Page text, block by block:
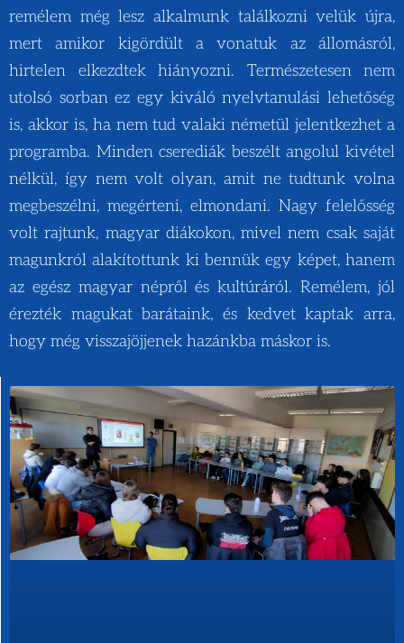
remélem még lesz alkalmunk találkozni velük újra,
mert amikor kigördült a vonatuk az állomásról,
hirtelen elkezdtek hiányozni. Természetesen nem
utolsó sorban ez egy kiváló nyelvtanulási lehetőség
is, akkor is, ha nem tud valaki németül jelentkezhet a
programba. Minden cserediák beszélt angolul kivétel
nélkül, így nem volt olyan, amit ne tudtunk volna
megbeszélni, megérteni, elmondani. Nagy felelősség
volt rajtunk, magyar diákokon, mivel nem csak saját
magunkról alakítottunk ki bennük egy képet, hanem
az egész magyar népről és kultúráról. Remélem, jól
érezték magukat barátaink, és kedvet kaptak arra,
hogy még visszajöjjenek hazánkba máskor is.